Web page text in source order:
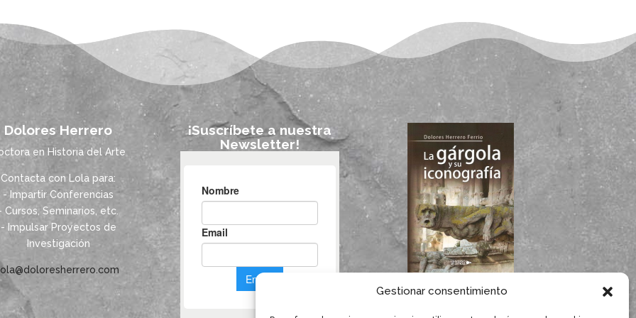
Gestionar consentimiento
Dolores Herrero
en Historia del Arte
Contacta con Lola para:
- Impartir Conferencias
Cursos, Seminarios, etc.
- Impulsar Proyectos de
Investigación
¡Suscríbete a nuestra
Newsletter!
Si te gustan las